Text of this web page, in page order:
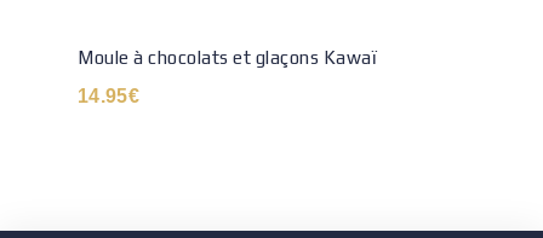
Moule à chocolats et glaçons Kawaï
14.95€